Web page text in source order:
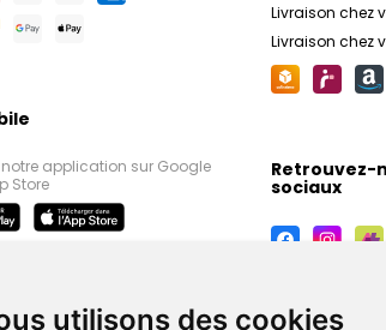
utilisons des cookies
notre application sur Google
Store
Livraison chez
Livraison chez
Retrouvez-
sociaux